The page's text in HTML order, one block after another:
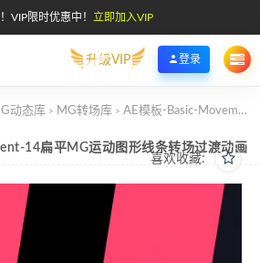
VIP限时优惠中！ 立即加入VIP
升级VIP 登录
动态库 > MG转场库 > AE模板-Basic-Movement-14扁平MG运动图形线条转场过渡动画
喜欢收藏:
14扁平MG运动图形线条转场过渡动画